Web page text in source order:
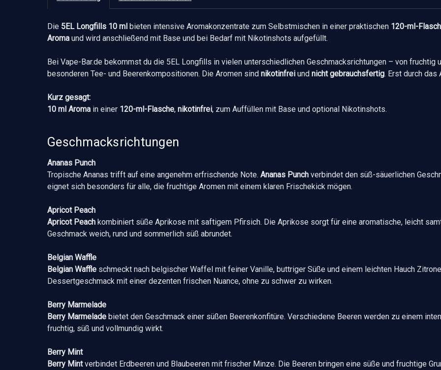
Die 5EL Longfills 10 ml bieten intensive Aromakonzentrate zum Selbstmischen in einer praktischen 120-ml-
Aroma und wird anschließend mit Base und bei Bedarf mit Nikotinshots aufgefüllt.
Bei Vape-Bar.de bekommst du die 5EL Longfills in vielen unterschiedlichen Geschmacksrichtungen – von
besonderen Tee- und Beerenkompositionen. Die Aromen sind nikotinfrei und nicht gebrauchsfertig. Erst durch
Kurz gesagt:
10 ml Aroma in einer 120-ml-Flasche, nikotinfrei, zum Auffüllen mit Base und optional Nikotinshots.
Geschmacksrichtungen
Ananas Punch
Tropische Ananas trifft auf eine angenehm erfrischende Note. Ananas Punch verbindet den süß-säuerlichen
eignet sich besonders für alle, die fruchtige Aromen mit einem klaren Frischekick mögen.
Apricot Peach
Apricot Peach kombiniert süße Aprikose mit saftigem Pfirsich. Die Aprikose sorgt für eine aromatische, leicht
Geschmack weich, rund und sommerlich süß abrundet.
Belgian Waffle
Belgian Waffle schmeckt nach belgischer Waffel mit feiner Vanille, buttriger Süße und einem leichten Hauch
Dessertgeschmack mit einer dezenten frischen Nuance, ohne zu schwer zu wirken.
Berry Marmelade
Berry Marmelade bietet den Geschmack einer süßen Beerenkonfitüre. Verschiedene Beeren werden zu einem
fruchtig, süß und vollmundig wirkt.
Berry Mint
Berry Mintverbindet Erdbeeren und Blaubeeren mit frischer Minze. Die Beeren bringen eine süße und fruchtige